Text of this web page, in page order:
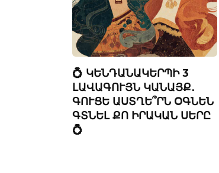
💍 ԿԵՆԴԱՆԱԿԵՐՊԻ 3
ԼԱՎԱԳՈՒՅՆ ԿԱՆԱՅՔ․
ԳՈՒՑԵ ԱՍՏՂԵ՞ՐՆ ՕԳՆԵՆ
ԳՏՆԵԼ ՔՈ ԻՐԱԿԱՆ ՍԵՐԸ
💍